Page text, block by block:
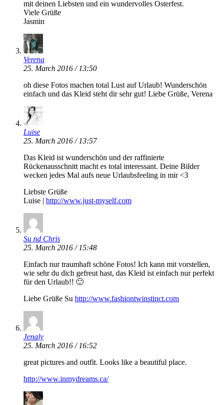
mit deinen Liebsten und ein wundervolles Osterfest.
Viele Grüße
Jasmin
Verena
25. March 2016 / 13:50
oh diese Fotos machen total Lust auf Urlaub! Wunderschön
einfach und das Kleid steht dir sehr gut! Liebe Grüße, Verena
Luise
25. March 2016 / 13:57
Das Kleid ist wunderschön und der raffinierte
Rückenausschnitt macht es total interessant. Deine Bilder
wecken jedes Mal aufs neue Urlaubsfeeling in mir <3
Liebste Grüße
Luise | http://www.just-myself.com
Su nd Chris
25. March 2016 / 15:48
Einfach nur traumhaft schöne Fotos! Ich kann mit vorstellen,
wie sehr du dich gefreut hast, das Kleid ist einfach nur perfekt
für den Urlaub!! 🙂
Liebe Grüße Su http://www.fashiontwinstinct.com
Jenaly
25. March 2016 / 16:52
great pictures and outfit. Looks like a beautiful place.
http://www.inmydreams.ca/